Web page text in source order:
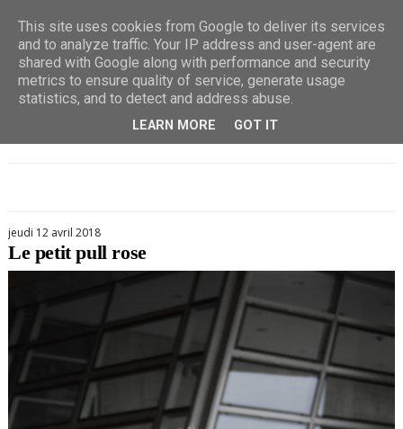
jeudi 12 avril 2018
Le petit pull rose
This site uses cookies from Google to deliver its services
and to analyze traffic. Your IP address and user-agent are
shared with Google along with performance and security
metrics to ensure quality of service, generate usage
statistics, and to detect and address abuse.
LEARN MORE GOT IT